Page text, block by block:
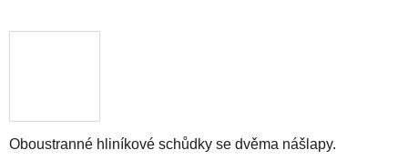
Oboustranné hliníkové schůdky se dvěma nášlapy.